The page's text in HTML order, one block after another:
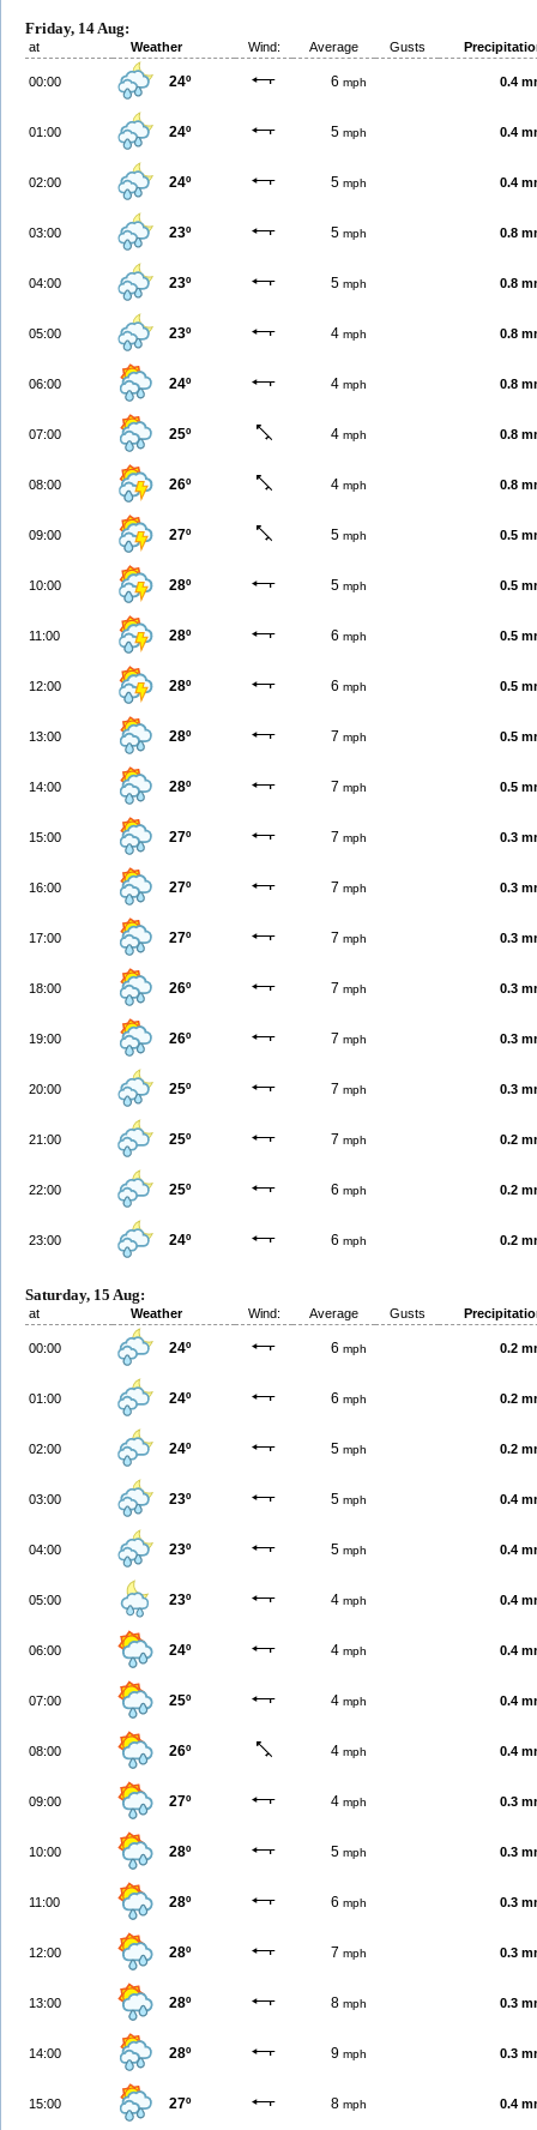
Friday, 14 Aug:
at Weather Wind: Average Gusts
00:00 24º 6 mph 0.4
01:00 24º 5 mph 0.4
02:00 24º 5 mph 0.4
03:00 23º 5 mph 0.8
04:00 23º 5 mph 0.8
05:00 23º 4 mph 0.8
06:00 24º 4 mph 0.8
07:00 25º 4 mph 0.8
08:00 26º 4 mph 0.8
09:00 27º 5 mph 0.5
10:00 28º 5 mph 0.5
11:00 28º 6 mph 0.5
12:00 28º 6 mph 0.5
13:00 28º 7 mph 0.5
14:00 28º 7 mph 0.5
15:00 27º 7 mph 0.3
16:00 27º 7 mph 0.3
17:00 27º 7 mph 0.3
18:00 26º 7 mph 0.3
19:00 26º 7 mph 0.3
20:00 25º 7 mph 0.3
21:00 25º 7 mph 0.2
22:00 25º 6 mph 0.2
23:00 24º 6 mph 0.2
Saturday, 15 Aug:
at Weather Wind: Average Gusts
00:00 24º 6 mph 0.2
01:00 24º 6 mph 0.2
02:00 24º 5 mph 0.2
03:00 23º 5 mph 0.4
04:00 23º 5 mph 0.4
05:00 23º 4 mph 0.4
06:00 24º 4 mph 0.4
07:00 25º 4 mph 0.4
08:00 26º 4 mph 0.4
09:00 27º 4 mph 0.3
10:00 28º 5 mph 0.3
11:00 28º 6 mph 0.3
12:00 28º 7 mph 0.3
13:00 28º 8 mph 0.3
14:00 28º 9 mph 0.3
15:00 27º 8 mph 0.4